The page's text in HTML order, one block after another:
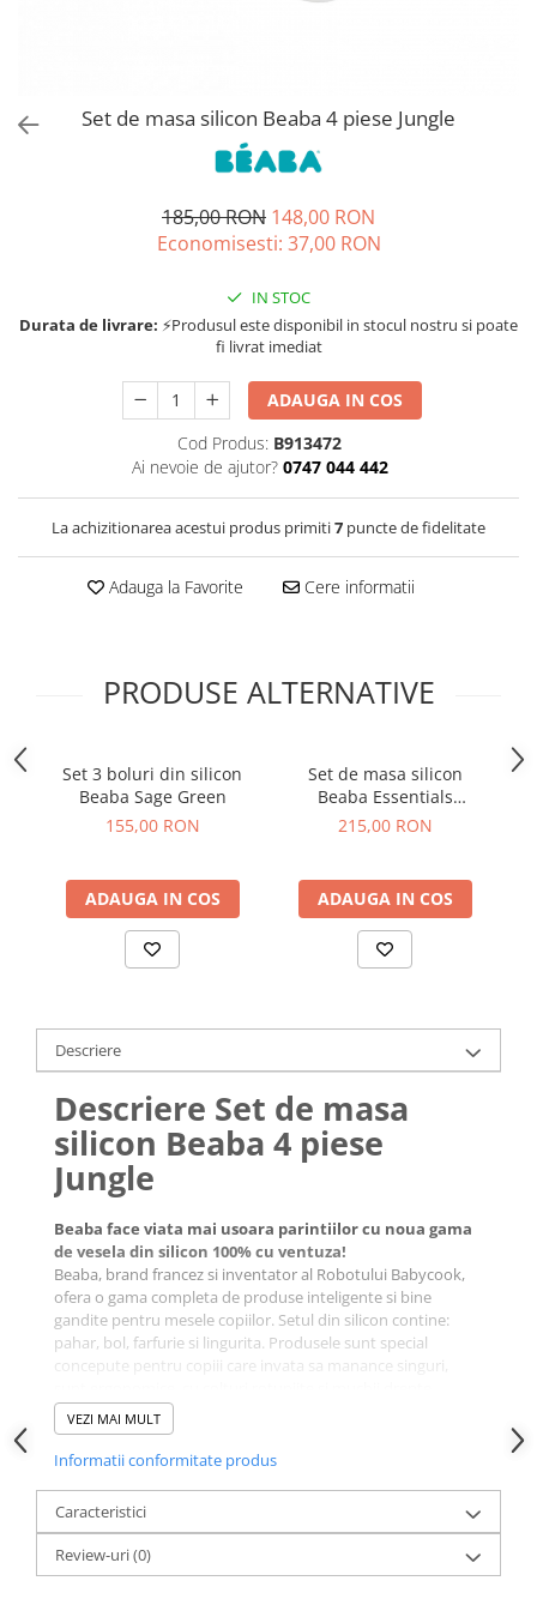
Jucarii electronice
Jocuri de societate
Set de masa silicon Beaba 4 piese Jungle
185,00 RON 148,00 RON
Economisesti: 37,00 RON
IN STOC
Durata de livrare: ⚡Produsul este disponibil in stocul nostru si poate
fi livrat imediat
ADAUGA IN COS
Cod Produs: B913472
Ai nevoie de ajutor? 0747 044 442
La achizitionarea acestui produs primiti7 puncte de fidelitate
Adauga la Favorite Cere informatii
PRODUSE ALTERNATIVE
Set 3 boluri din silicon
Beaba Sage Green
155,00 RON
ADAUGA IN COS
Set de masa silicon
Beaba Essentials
Grey/Sage Green
215,00 RON
ADAUGA IN COS
Descriere
Descriere Set de masa
silicon Beaba 4 piese
Jungle
Beaba face viata mai usoara parintiilor cu noua gama
de vesela din silicon 100% cu ventuza!
Beaba, brand francez si inventator al Robotului Babycook,
ofera o gama completa de produse inteligente si bine
gandite pentru mesele copiilor. Setul din silicon contine:
pahar, bol, farfurie si lingurita. Produsele sunt special
concepute pentru copiii care invata sa manance singuri,
pentru a facilita apucarea alimentelor.
VEZI MAI MULT
Informatii conformitate produs
Caracteristici
Review-uri(0)